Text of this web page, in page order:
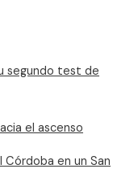
segundo test de
el ascenso
en un San